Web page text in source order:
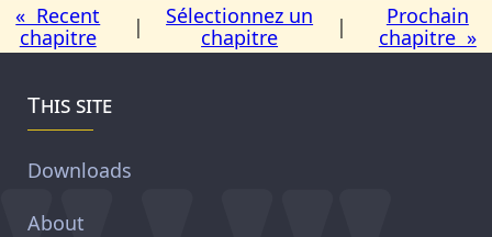
« Recent
chapitre
|
Sélectionnez un
chapitre
|
Prochain
chapitre »
This site
Downloads
About